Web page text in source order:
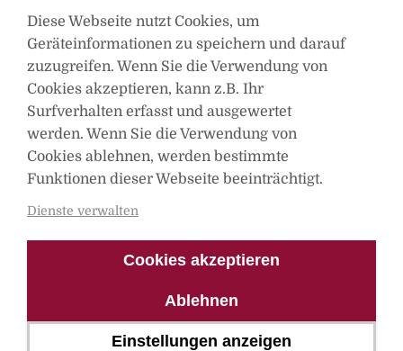
Diese Webseite nutzt Cookies, um
Geräteinformationen zu speichern und darauf
zuzugreifen. Wenn Sie die Verwendung von
Cookies akzeptieren, kann z.B. Ihr
Surfverhalten erfasst und ausgewertet
werden. Wenn Sie die Verwendung von
Cookies ablehnen, werden bestimmte
Funktionen dieser Webseite beeinträchtigt.
Dienste verwalten
Cookies akzeptieren
Ablehnen
Einstellungen anzeigen
Spica Verlag GmbH
Liepser Weg 8
17237 Blumenholz
Telefon: 0395 362 99 360
Telefax: 0395 362 993 89
info@spica-verlag.de